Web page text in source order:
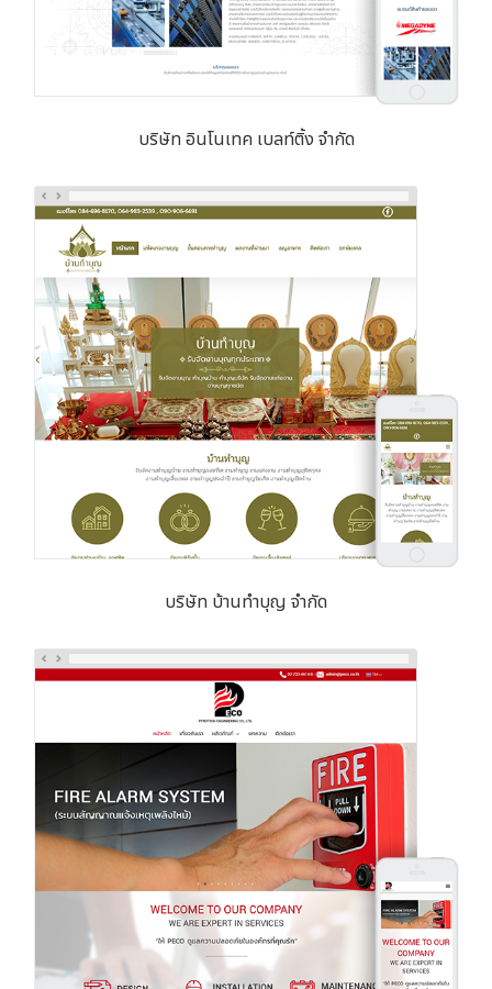
บริษัท อินโนเทค เบลท์ติ้ง จำกัด
บริษัท บ้านทำบุญ จำกัด